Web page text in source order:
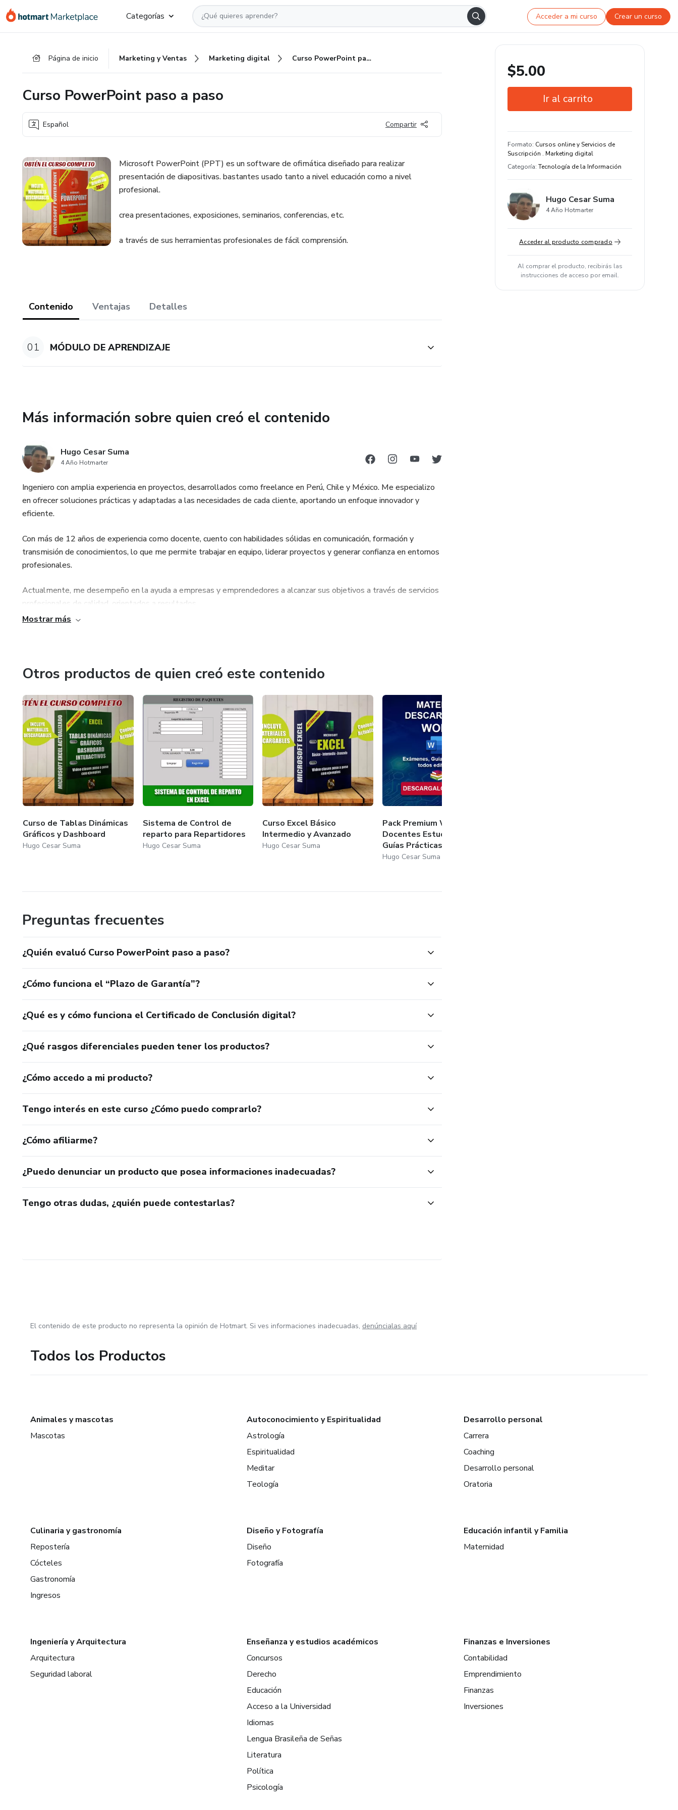
Categorías Acceder a mi curso Crear un curso
Página de inicio Marketing y Ventas Marketing digital Curso PowerPoint paso a paso
Curso PowerPoint paso a paso
Español Compartir
Microsoft PowerPoint (PPT) es un software de ofimática diseñado para realizar
presentación de diapositivas. bastantes usado tanto a nivel educación como a nivel
profesional.
crea presentaciones, exposiciones, seminarios, conferencias, etc.
a través de sus herramientas profesionales de fácil comprensión.
Contenido Ventajas Detalles
01 MÓDULO DE APRENDIZAJE
Más información sobre quien creó el contenido
Hugo Cesar Suma
4 Año Hotmarter
Ingeniero con amplia experiencia en proyectos, desarrollados como freelance en Perú, Chile y México. Me especializo
en ofrecer soluciones prácticas y adaptadas a las necesidades de cada cliente, aportando un enfoque innovador y
eficiente.
Con más de 12 años de experiencia como docente, cuento con habilidades sólidas en comunicación, formación y
transmisión de conocimientos, lo que me permite trabajar en equipo, liderar proyectos y generar confianza en entornos
profesionales.
Actualmente, me desempeño en la ayuda a empresas y emprendedores a alcanzar sus objetivos a través de servicios
profesionales de calidad, orientados a resultados.
Gestor de Base de datos
Desarrollador de sistemas automatizados de reportes.
Productor de Contenido Digital con Inteligencia Artificial
Mostrar más
Otros productos de quien creó este contenido
Curso de Tablas Dinámicas
Gráficos y Dashboard
Hugo Cesar Suma
Sistema de Control de
reparto para Repartidores
Hugo Cesar Suma
Curso Excel Básico
Intermedio y Avanzado
Hugo Cesar Suma
Pack Premium Word para
Docentes Estudiantes
Guías Prácticas...
Hugo Cesar Suma
Preguntas frecuentes
¿Quién evaluó Curso PowerPoint paso a paso?
¿Cómo funciona el “Plazo de Garantía”?
¿Qué es y cómo funciona el Certificado de Conclusión digital?
¿Qué rasgos diferenciales pueden tener los productos?
¿Cómo accedo a mi producto?
Tengo interés en este curso ¿Cómo puedo comprarlo?
¿Cómo afiliarme?
¿Puedo denunciar un producto que posea informaciones inadecuadas?
Tengo otras dudas, ¿quién puede contestarlas?
$5.00
Ir al carrito
Certificado de conclusión
Estudia a tu manera y en cualquier
dispositivo
original
Formato: Cursos online y Servicios de
Suscripción . Marketing digital
Categoría: Tecnología de la Información
Hugo Cesar Suma
4 Año Hotmarter
Acceder al producto comprado
Al comprar el producto, recibirás las
instrucciones de acceso por email.
El contenido de este producto no representa la opinión de Hotmart. Si ves informaciones inadecuadas, denúncialas aquí
Todos los Productos
Animales y mascotas
Mascotas
Autoconocimiento y Espiritualidad
Astrología
Espiritualidad
Meditar
Teología
Desarrollo personal
Carrera
Coaching
Desarrollo personal
Oratoria
Culinaria y gastronomía
Repostería
Cócteles
Gastronomía
Ingresos
Diseño y Fotografía
Diseño
Fotografía
Educación infantil y Familia
Maternidad
Ingeniería y Arquitectura
Arquitectura
Seguridad laboral
Enseñanza y estudios académicos
Concursos
Derecho
Educación
Acceso a la Universidad
Idiomas
Lengua Brasileña de Señas
Literatura
Política
Psicología
Finanzas e Inversiones
Contabilidad
Emprendimiento
Finanzas
Inversiones